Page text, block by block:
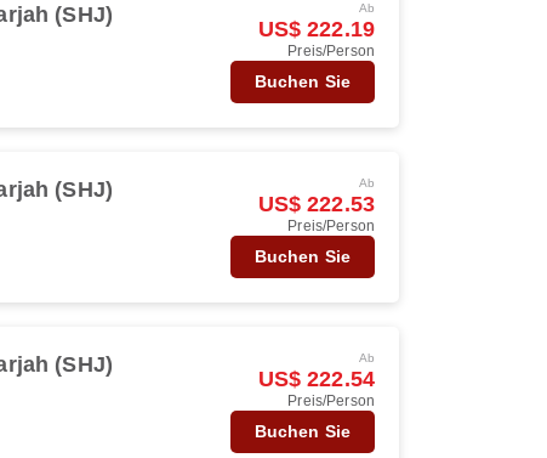
(SHJ) Ab
US$ 222.19
Preis/Person
Buchen Sie
(SHJ) Ab
US$ 222.53
Preis/Person
Buchen Sie
(SHJ) Ab
US$ 222.54
Preis/Person
Buchen Sie